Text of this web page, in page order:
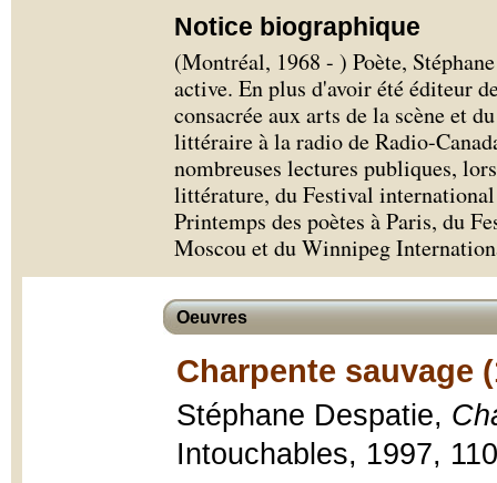
Notice biographique
(Montréal, 1968 - ) Poète,
active. En plus d'avoir été éditeur
consacrée aux arts de la scène et
littéraire à la radio de Radio-
nombreuses lectures publiques,
littérature, du Festival
Printemps des poètes à Paris, du
Moscou et du Winnipeg
Oeuvres
Charpente sauvage
Stéphane Despatie,
Intouchables, 1997,